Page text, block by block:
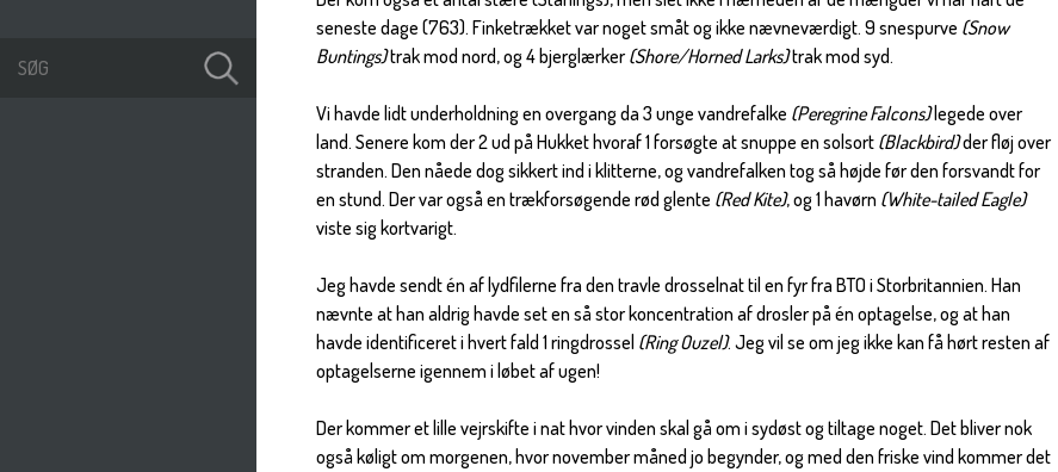
seneste dage (763). Finketrækket var noget småt og ikke nævneværdigt. 9 snespurve (Snow
Buntings)trak mod nord, og 4 bjerglærker (Shore/Horned Larks)trak mod syd.
Vi havde lidt underholdning en overgang da 3 unge vandrefalke (Peregrine Falcons)legede over
land. Senere kom der 2 ud på Hukket hvoraf 1 forsøgte at snuppe en solsort (Blackbird)der fløj over
stranden. Den nåede dog sikkert ind i klitterne, og vandrefalken tog så højde før den forsvandt for
en stund. Der var også en trækforsøgende rød glente (Red Kite), og 1 havørn (White-tailed Eagle)
viste sig kortvarigt.
Jeg havde sendt én af lydfilerne fra den travle drosselnat til en fyr fra BTO i Storbritannien. Han
nævnte at han aldrig havde set en så stor koncentration af drosler på én optagelse, og at han
havde identificeret i hvert fald 1 ringdrossel (Ring Ouzel). Jeg vil se om jeg ikke kan få hørt resten af
optagelserne igennem i løbet af ugen!
Der kommer et lille vejrskifte i nat hvor vinden skal gå om i sydøst og tiltage noget. Det bliver nok
også køligt om morgenen, hvor november måned jo begynder, og med den friske vind kommer det